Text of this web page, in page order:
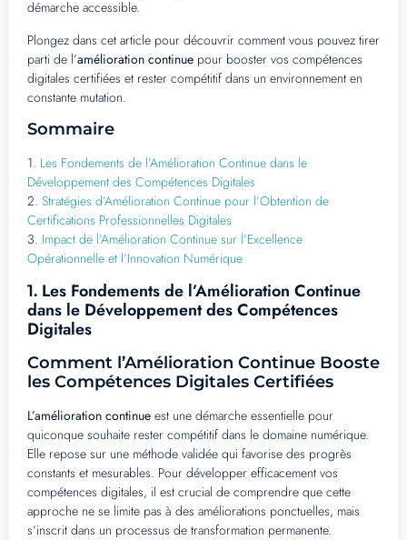
démarche accessible.
Plongez dans cet article pour découvrir comment vous pouvez tirer
parti de l’amélioration continue pour booster vos compétences
digitales certifiées et rester compétitif dans un environnement en
constante mutation.
Sommaire
1. Les Fondements de l’Amélioration Continue dans le
Développement des Compétences Digitales
2. Stratégies d’Amélioration Continue pour l’Obtention de
Certifications Professionnelles Digitales
3. Impact de l’Amélioration Continue sur l’Excellence
Opérationnelle et l’Innovation Numérique
1. Les Fondements de l’Amélioration Continue
dans le Développement des Compétences
Digitales
Comment l’Amélioration Continue Booste
les Compétences Digitales Certifiées
L’amélioration continue est une démarche essentielle pour
quiconque souhaite rester compétitif dans le domaine numérique.
Elle repose sur une méthode validée qui favorise des progrès
constants et mesurables. Pour développer efficacement vos
compétences digitales, il est crucial de comprendre que cette
approche ne se limite pas à des améliorations ponctuelles, mais
s’inscrit dans un processus de transformation permanente.